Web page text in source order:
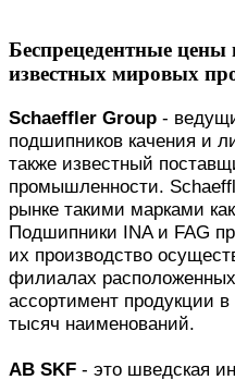
Беспрецедентные
известных мировых
Schaeffler Group -
подшипников качения и
также известный
промышленности.
рынке такими марками
Подшипники INA и FAG
их производство
филиалах
ассортимент продукции
тысяч наименований.
AB SKF - это шведская